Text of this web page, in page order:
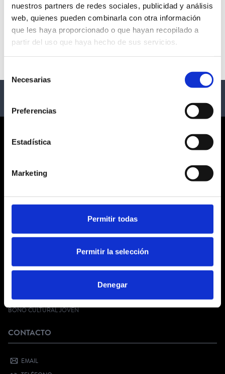
nuestros partners de redes sociales, publicidad y análisis
web, quienes pueden combinarla con otra información
que les haya proporcionado o que hayan recopilado a
partir del uso que haya hecho de sus servicios.
de Necesarias
Preferencias
Estadística
Marketing
Permitir todas
Permitir la selección
Denegar
Descripción
Civilización egipcia
CORPORATE
CONDICIONES GENERALES
SERVICIO AL CLIENTE
FAQ
¿QUIERES VENDER CON NOSOTROS?
BONO CULTURAL JOVEN
CONTACTO
EMAIL